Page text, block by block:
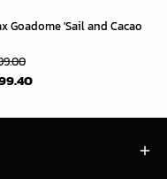
Goadome 'Sail and Cacao